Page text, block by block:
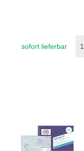
sofort lieferbar